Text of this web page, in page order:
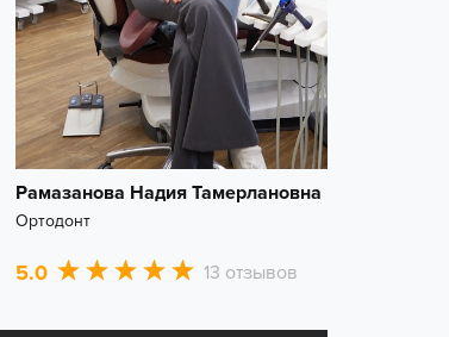
Рамазанова Надия Тамерлановна
Ортодонт
5.0 13 отзывов